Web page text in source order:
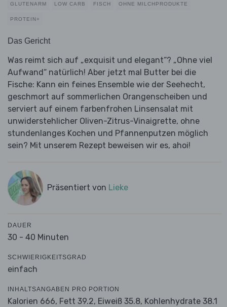
GLUTENARM LOW CARB FISCH OHNE MILCHPRODUKTE
PROTEIN+
Das Gericht
Was reimt sich auf „exquisit und elegant“? „Ohne viel
Aufwand“ natürlich! Aber jetzt mal Butter bei die
Fische: Kann ein feines Ensemble wie der Seehecht,
geschmort auf sommerlichen Orangenscheiben und
serviert auf einem farbenfrohen Linsensalat mit
unwiderstehlicher Oliven-Zitrus-Vinaigrette, ohne
stundenlanges Kochen und Pfannenputzen möglich
sein? Mit unserem Rezept beweisen wir es, ahoi!
Präsentiert von Lieke
DAUER
30 - 40 Minuten
SCHWIERIGKEITSGRAD
einfach
INHALTSANGABEN PRO PORTION
Kalorien 666, Fett 39.2, Eiweiß 35.8, Kohlenhydrate 38.1